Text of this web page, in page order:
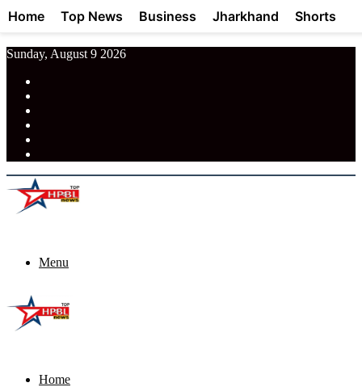
Sunday, August 9 2026
Menu
Home
Home Top News Business Jharkhand Shorts